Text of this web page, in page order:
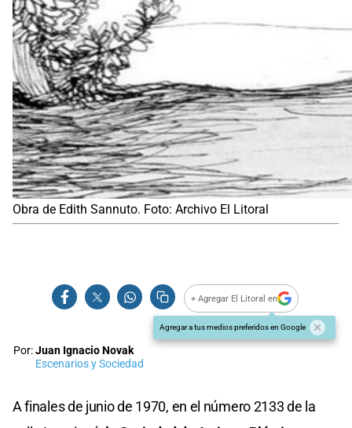
Obra de Edith Sannuto. Foto: Archivo El Litoral
+ Agregar El Litoral en
Agregar a tus medios preferidos en Google
Por:Juan Ignacio Novak
Escenarios y Sociedad
A finales de junio de 1970, en el número 2133 de la